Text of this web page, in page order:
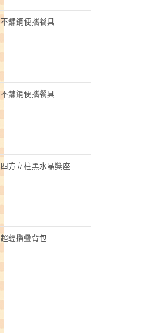
不鏽鋼便攜餐具
不鏽鋼便攜餐具
四方立柱黑水晶獎座
超輕摺疊背包